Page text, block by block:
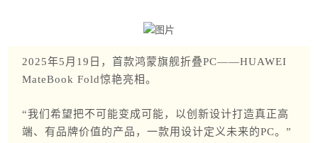
2025年5月19日，首款鸿蒙旗舰折叠PC——HUAWEI
MateBook Fold惊艳亮相。
“我们希望把不可能变成可能，以创新设计打造真正高
端、有品牌价值的产品，一款用设计定义未来的PC。”